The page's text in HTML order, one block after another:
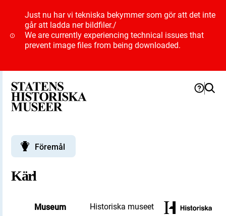
Just nu har vi tekniska bekymmer som gör att det inte
går att ladda ner bildfiler./
We are currently experiencing technical issues that
prevent image files from being downloaded.
Föremål
Kärl
Museum
Historiska museet